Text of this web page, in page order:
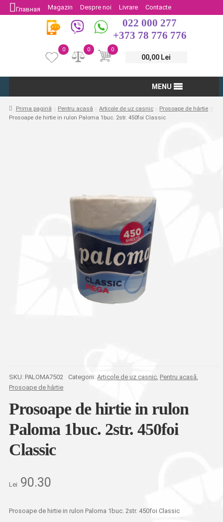
Главная Magazin Despre noi Livrare
Contacte
Protectia Consumatorului
Întoarcere
022 000 277
+373 78 776 776
0
00,00 Lei
0
0
MENU
Prima pagină Pentru acasă Articole de uz casnic
Prosoape de hârtie
Prosoape de hirtie in rulon Paloma 1buc. 2str. 450foi Classic
SKU: PALOMA7502 Categorii:Articole de uz casnic, Pentru acasă,
Prosoape de hârtie
Prosoape de hirtie in rulon
Paloma 1buc. 2str. 450foi
Classic
Lei 90.30
Prosoape de hirtie in rulon Paloma 1buc. 2str. 450foi Classic